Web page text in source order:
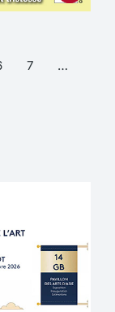
7
…